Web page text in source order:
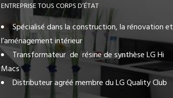
ENTREPRISE TOUS CORPS D’ÉTAT
Spécialisé dans la construction, la rénovation et
l’aménagement intérieur
Transformateur de résine de synthèse LG Hi
Macs
Distributeur agréé membre du LG Quality Club